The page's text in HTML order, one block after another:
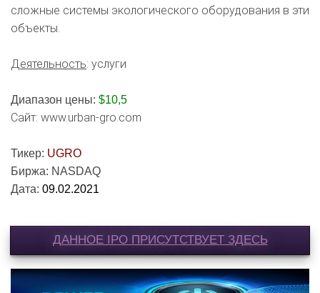
сложные системы экологического оборудования в эти
объекты.
Деятельность: услуги
Диапазон цены: $10,5
Сайт: www.urban-gro.com
Тикер: UGRO
Биржа: NASDAQ
Дата: 09.02.2021
ДАННОЕ IPO ПРИСУТСТВУЕТ ЗДЕСЬ